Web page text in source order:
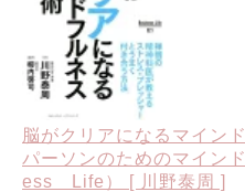
脳がクリアになるマイン
パーソンのためのマイン
ess Life） [ 川野泰周 ]